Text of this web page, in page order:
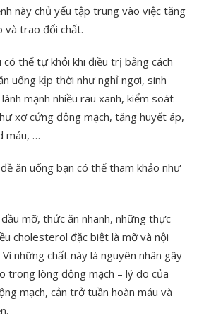
này chủ yếu tập trung vào việc tăng
và trao đổi chất.
có thể tự khỏi khi điều trị bằng cách
uống kịp thời như nghỉ ngơi, sinh
mạnh nhiều rau xanh, kiểm soát
xơ cứng động mạch, tăng huyết áp,
máu, …
ăn uống bạn có thể tham khảo như
mỡ, thức ăn nhanh, những thực
cholesterol đặc biệt là mỡ và nội
những chất này là nguyên nhân gây
trong lòng động mạch – lý do của
mạch, cản trở tuần hoàn máu và